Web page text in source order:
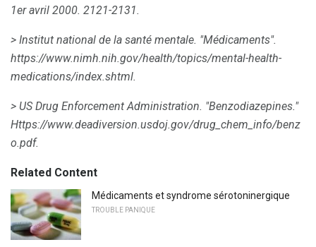
1er avril 2000. 2121-2131.
> Institut national de la santé mentale. "Médicaments".
https://www.nimh.nih.gov/health/topics/mental-health-
medications/index.shtml.
> US Drug Enforcement Administration. "Benzodiazepines."
Https://www.deadiversion.usdoj.gov/drug_chem_info/benz
o.pdf.
Related Content
Médicaments et syndrome sérotoninergique
TROUBLE PANIQUE